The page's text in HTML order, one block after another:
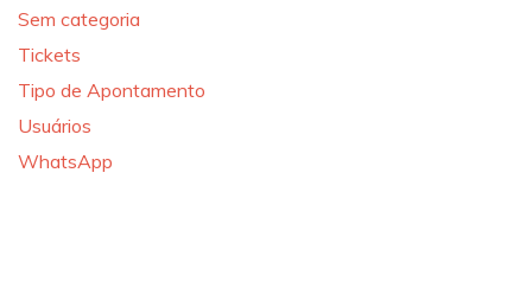
Sem categoria
Tickets
Tipo de Apontamento
Usuários
WhatsApp